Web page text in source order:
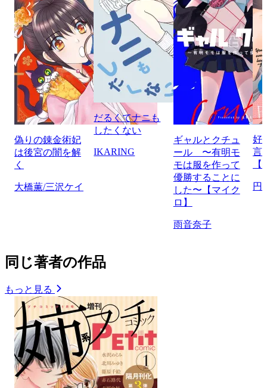
偽りの錬金術妃
は後宮の闇を解
く
大橋薫/三沢ケイ
だるくてナニも
したくない
IKARING
ギャルとクチュ
ール 〜有明モ
モは服を作って
優勝することに
した〜【マイク
ロ】
雨音奈子
好
言
円
同じ著者の作品
もっと見る